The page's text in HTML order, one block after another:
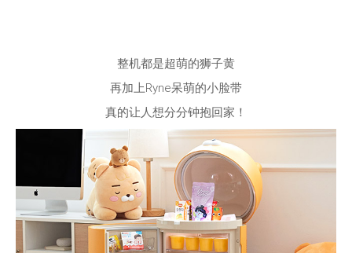
整机都是超萌的狮子黄
再加上Ryne呆萌的小脸带
真的让人想分分钟抱回家！